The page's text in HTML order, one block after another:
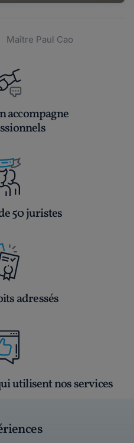
Maître Paul Cao
accompagne
50 juristes
adressés
utilisent nos services